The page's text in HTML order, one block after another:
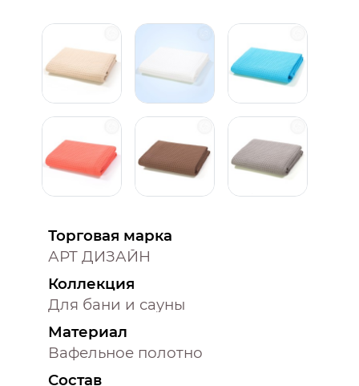
Торговая марка
АРТ ДИЗАЙН
Коллекция
Для бани и сауны
Материал
Вафельное полотно
Состав